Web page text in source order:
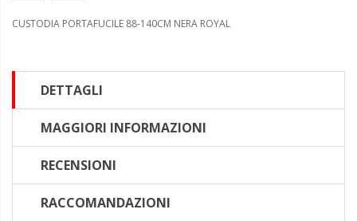
CUSTODIA PORTAFUCILE 88-140CM NERA ROYAL
DETTAGLI
MAGGIORI INFORMAZIONI
RECENSIONI
RACCOMANDAZIONI